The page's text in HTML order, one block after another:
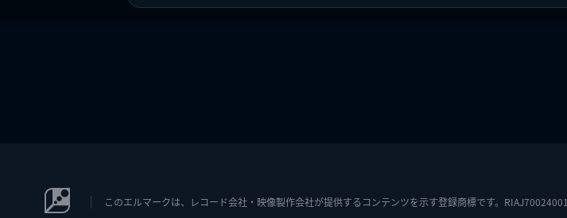
このエルマークは、レコード会社・映像製作会社が提供するコンテンツを示す登録商標です。RIAJ70024001